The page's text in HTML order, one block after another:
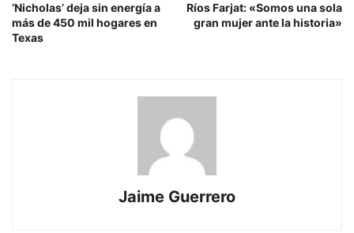
‘Nicholas’ deja sin energía a
más de 450 mil hogares en
Texas
Ríos Farjat: «Somos una sola
gran mujer ante la historia»
Jaime Guerrero